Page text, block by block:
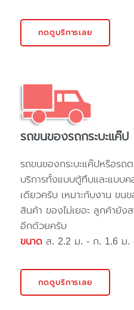
กดดูบริการเลย
รถขนของรถกระบะแค๊ป
รถขนของกระบะแค๊ปหรือรถ
บริการทั้งแบบตู้ทึบและแบบ
เดียวครับ เหมาะกับงาน ข
สินค้า ของไม่เยอะ ลูกค้ายัง
อีกด้วยครับ
ขนาด ส. 2.2 ม. - ก. 1.6 ม.
กดดูบริการเลย